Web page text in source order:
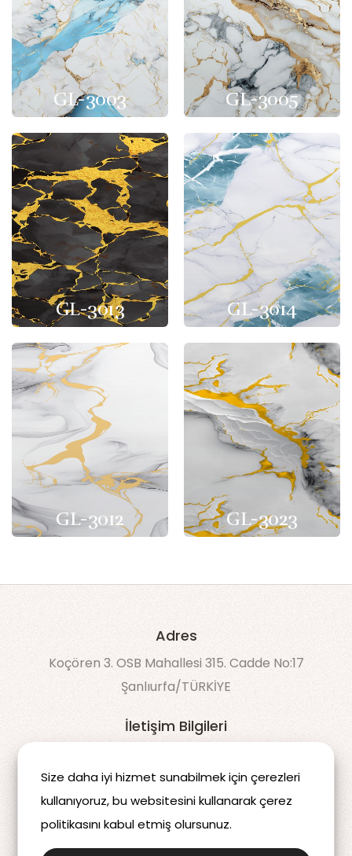
Size daha iyi hizmet sunabilmek için çerezleri
kullanıyoruz, bu websitesini kullanarak çerez
politikasını kabul etmiş olursunuz.
GL-3003 GL-3005
GL-3013 GL-3014
GL-3012 GL-3023
Adres
Koçören 3. OSB Mahallesi 315. Cadde No:17
Şanlıurfa/TÜRKİYE
İletişim Bilgileri
info@decomdis.com